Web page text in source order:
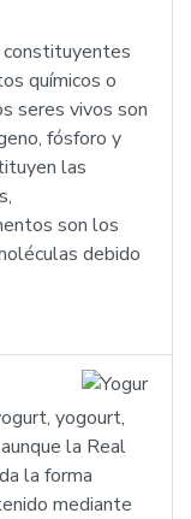
constituyentes
químicos o
seres vivos son
fósforo y
las
son los
debido
yogourt,
la Real
la forma
mediante